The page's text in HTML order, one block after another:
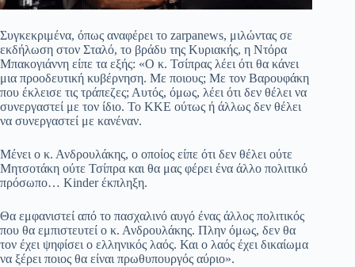
Συγκεκριμένα, όπως αναφέρει το zarpanews, μιλώντας σε
εκδήλωση στον Σταλό, το βράδυ της Κυριακής, η Ντόρα
Μπακογιάννη είπε τα εξής: «Ο κ. Τσίπρας λέει ότι θα κάνει
μια προοδευτική κυβέρνηση. Με ποιους; Με τον Βαρουφάκη
που έκλεισε τις τράπεζες; Αυτός, όμως, λέει ότι δεν θέλει να
συνεργαστεί με τον ίδιο. Το ΚΚΕ ούτως ή άλλως δεν θέλει
να συνεργαστεί με κανέναν.
Μένει ο κ. Ανδρουλάκης, ο οποίος είπε ότι δεν θέλει ούτε
Μητσοτάκη ούτε Τσίπρα και θα μας φέρει ένα άλλο πολιτικό
πρόσωπο… Kinder έκπληξη.
Θα εμφανιστεί από το πασχαλινό αυγό ένας άλλος πολιτικός
που θα εμπιστευτεί ο κ. Ανδρουλάκης. Πλην όμως, δεν θα
τον έχει ψηφίσει ο ελληνικός λαός. Και ο λαός έχει δικαίωμα
να ξέρει ποιος θα είναι πρωθυπουργός αύριο».